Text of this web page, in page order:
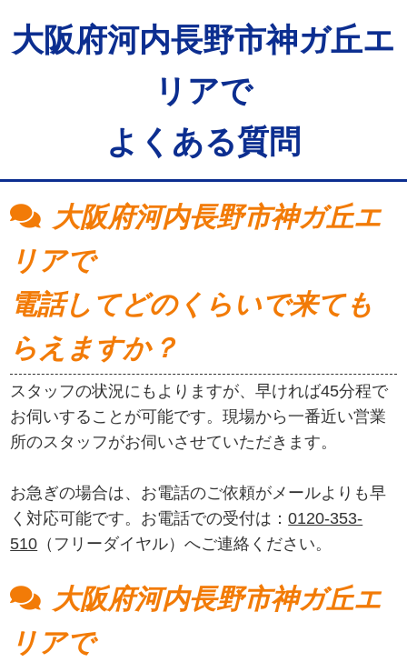
大阪府河内長野市神ガ丘エ
リアで
よくある質問
大阪府河内長野市神ガ丘エ
リアで
電話してどのくらいで来ても
らえますか？
スタッフの状況にもよりますが、早ければ45分程で
お伺いすることが可能です。現場から一番近い営業
所のスタッフがお伺いさせていただきます。
お急ぎの場合は、お電話のご依頼がメールよりも早
く対応可能です。お電話での受付は：0120-353-
510 （フリーダイヤル）へご連絡ください。
大阪府河内長野市神ガ丘エ
リアで